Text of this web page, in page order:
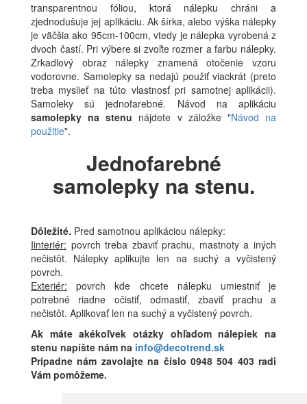
transparentnou fóliou, ktorá nálepku chráni a
zjednodušuje jej aplikáciu. Ak šírka, alebo výška nálepky
je väčšia ako 95cm-100cm, vtedy je nálepka vyrobená z
dvoch častí. Pri výbere si zvoľte rozmer a farbu nálepky.
Zrkadlový obraz nálepky znamená otočenie vzoru
vodorovne. Samolepky sa nedajú použiť viackrát (preto
treba myslieť na túto vlastnosť pri samotnej aplikácii).
Samoleky sú jednofarebné. Návod na aplikáciu
samolepky na stenu nájdete v záložke "Návod na
použitie".
Jednofarebné
samolepky na stenu.
Dôležité. Pred samotnou aplikáciou nálepky:
Iinteriér: povrch treba zbaviť prachu, mastnoty a iných
nečistôt. Nálepky aplikujte len na suchý a vyčistený
povrch.
Exteriér: povrch kde chcete nálepku umiestniť je
potrebné riadne očistiť, odmastiť, zbaviť prachu a
nečistôt. Aplikovať len na suchý a vyčistený povrch.
Ak máte akékoľvek otázky ohľadom nálepiek na
stenu napíšte nám na info@decotrend.sk
Prípadne nám zavolajte na číslo 0948 504 403 radi
Vám pomôžeme.